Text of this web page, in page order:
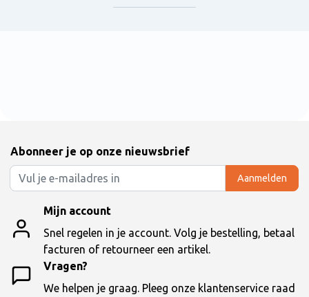
Abonneer je op onze nieuwsbrief
Aanmelden
Mijn account
Snel regelen in je account. Volg je bestelling, betaal
facturen of retourneer een artikel.
Vragen?
We helpen je graag. Pleeg onze klantenservice raad